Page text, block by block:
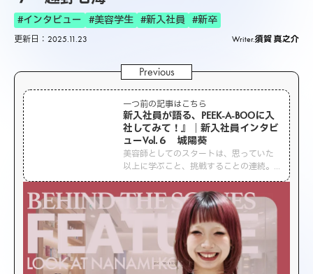
#インタビュー #美容学生 #新入社員 #新卒
更新日：2025.11.23 Writer.須賀 真之介
一つ前の記事はこちら
新入社員が語る、PEEK-A-BOOに入
社してみて！』｜新入社員インタビ
ューVol.６ 城陽葵
美容師としてのスタートは、思っていた
以上に学ぶこと、挑戦することの連続。
今年入社した新入社員たちも、毎日先輩
に教わりながら実践を重ね、少しずつ
「美容師としての自分」を形にしていま
す。 「技術だけじゃなく、お客様との関
わ […]